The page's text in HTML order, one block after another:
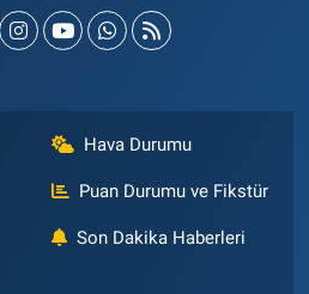
Hava Durumu
Puan Durumu ve Fikstür
Son Dakika Haberleri